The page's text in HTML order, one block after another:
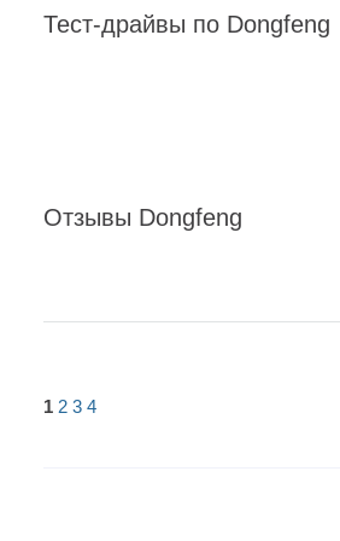
Тест-драйвы по Dongfeng
Отзывы Dongfeng
1 2 3 4